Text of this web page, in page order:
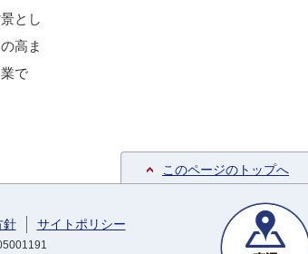
とし
高ま
で
このページのトップへ
針 サイトポリシー